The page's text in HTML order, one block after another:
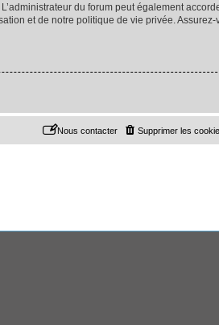
du forum peut également
et de notre politique de vie privée.
Supprimer les
Nous contacter